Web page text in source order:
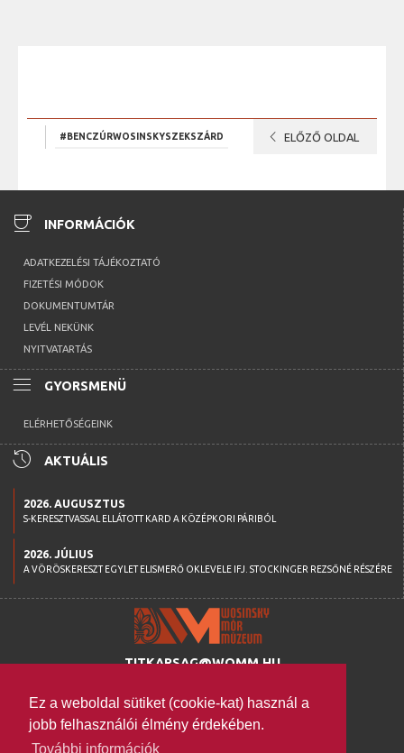
Ez a weboldal sütiket (cookie-kat) használ a
jobb felhasználói élmény érdekében.
További információk
#BENCZÚRWOSINSKYSZEKSZÁRD chevron_left ELŐZŐ OLDAL
coffee INFORMÁCIÓK
ADATKEZELÉSI TÁJÉKOZTATÓ
FIZETÉSI MÓDOK
DOKUMENTUMTÁR
LEVÉL NEKÜNK
NYITVATARTÁS
menu GYORSMENÜ
ELÉRHETŐSÉGEINK
history AKTUÁLIS
2026. AUGUSZTUS
S-KERESZTVASSAL ELLÁTOTT KARD A KÖZÉPKORI PÁRIBÓL
2026. JÚLIUS
A VÖRÖSKERESZT EGYLET ELISMERŐ OKLEVELE IFJ. STOCKINGER REZSŐNÉ RÉSZÉRE
TITKARSAG@WOMM.HU
H-7100 SZEKSZÁRD,
SZENT ISTVÁN TÉR 26.